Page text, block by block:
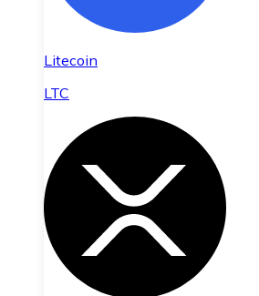
Litecoin
LTC